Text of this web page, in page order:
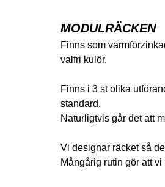
MODULRÄCKEN
Finns som
valfri kulör.
Finns i 3 st olika
standard.
Naturligtvis går det att
Vi designar räcket så
Mångårig rutin gör att